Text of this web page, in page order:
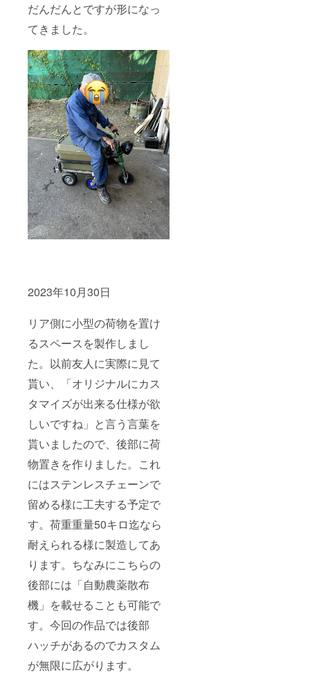
だんだんとですが形になっ
てきました。
2023年10月30日
リア側に小型の荷物を置け
るスペースを製作しまし
た。以前友人に実際に見て
貰い、「オリジナルにカス
タマイズが出来る仕様が欲
しいですね」と言う言葉を
貰いましたので、後部に荷
物置きを作りました。これ
にはステンレスチェーンで
留める様に工夫する予定で
す。荷重重量50キロ迄なら
耐えられる様に製造してあ
ります。ちなみにこちらの
後部には「自動農薬散布
機」を載せることも可能で
す。今回の作品では後部
ハッチがあるのでカスタム
が無限に広がります。